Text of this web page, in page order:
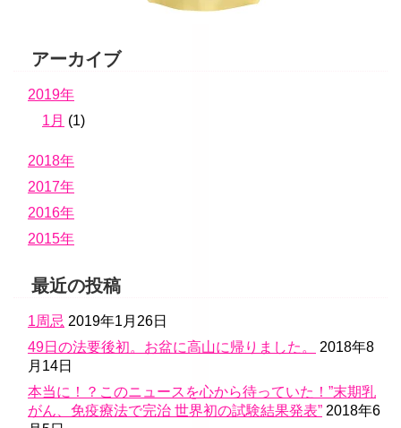
アーカイブ
2019年
1月 (1)
2018年
2017年
2016年
2015年
最近の投稿
1周忌 2019年1月26日
49日の法要後初。お盆に高山に帰りました。
2018年8
月14日
本当に！？このニュースを心から待っていた！”末期乳
がん、免疫療法で完治 世界初の試験結果発表” 2018年6